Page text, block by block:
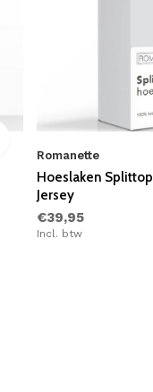
Romanette
Hoeslaken
Jersey
€39,95
Incl. btw